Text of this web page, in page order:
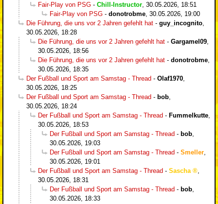
Fair-Play von PSG - Chill-Instructor 30.05.2026, 18:51
Fair-Play von PSG - donotrobme 30.05.2026, 19:00
Die Führung, die uns vor 2 Jahren gefehlt hat - guy_incognito
30.05.2026, 18:28
Die Führung, die uns vor 2 Jahren gefehlt hat - Gargamel09
30.05.2026, 18:56
Die Führung, die uns vor 2 Jahren gefehlt hat - donotrobme
30.05.2026, 18:35
Der Fußball und Sport am Samstag - Thread - Olaf1970
30.05.2026, 18:25
Der Fußball und Sport am Samstag - Thread - bob
30.05.2026, 18:24
Der Fußball und Sport am Samstag - Thread - Fummelkutte
30.05.2026, 18:53
Der Fußball und Sport am Samstag - Thread - bob
30.05.2026, 19:03
Der Fußball und Sport am Samstag - Thread - Smeller
30.05.2026, 19:01
Der Fußball und Sport am Samstag - Thread - Sascha
30.05.2026, 18:31
Der Fußball und Sport am Samstag - Thread - bob
30.05.2026, 18:33